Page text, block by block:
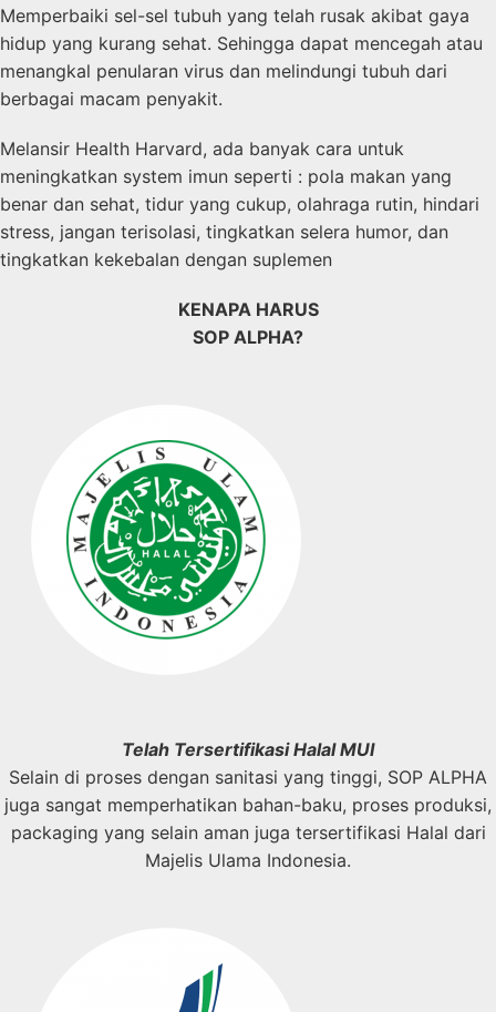
Memperbaiki sel-sel tubuh yang telah rusak akibat gaya
hidup yang kurang sehat. Sehingga dapat mencegah atau
menangkal penularan virus dan melindungi tubuh dari
berbagai macam penyakit.
Melansir Health Harvard, ada banyak cara untuk
meningkatkan system imun seperti : pola makan yang
benar dan sehat, tidur yang cukup, olahraga rutin, hindari
stress, jangan terisolasi, tingkatkan selera humor, dan
tingkatkan kekebalan dengan suplemen
KENAPA HARUS
SOP ALPHA?
Telah Tersertifikasi Halal MUI
Selain di proses dengan sanitasi yang tinggi, SOP ALPHA
juga sangat memperhatikan bahan-baku, proses produksi,
packaging yang selain aman juga tersertifikasi Halal dari
Majelis Ulama Indonesia.